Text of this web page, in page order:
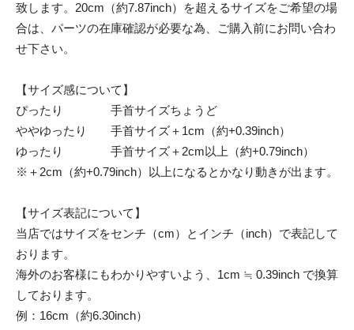
致します。20cm（約7.87inch）を超えるサイズをご希望の場
合は、パーツの在庫確認が必要な為、ご購入前にお問い合わ
せ下さい。
【サイズ感について】
ぴったり 手首サイズちょうど
ややゆったり 手首サイズ＋1cm（約+0.39inch）
ゆったり 手首サイズ＋2cm以上（約+0.79inch）
※＋2cm（約+0.79inch）以上になるとかなり動きが出ます。
【サイズ表記について】
当店ではサイズをセンチ（cm）とインチ（inch）で表記して
おります。
海外のお客様にもわかりやすいよう、1cm ≒ 0.39inch で換算
しております。
例：16cm（約6.30inch）